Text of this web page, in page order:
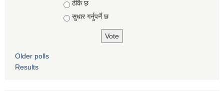
ठीकै छ
सुधार गर्नुपर्ने छ
Older polls
Results